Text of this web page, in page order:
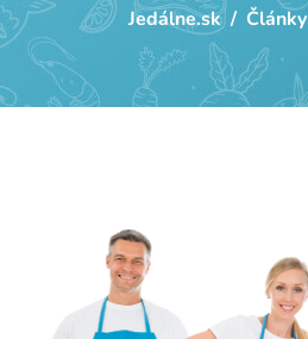
Jedálne.sk / Články